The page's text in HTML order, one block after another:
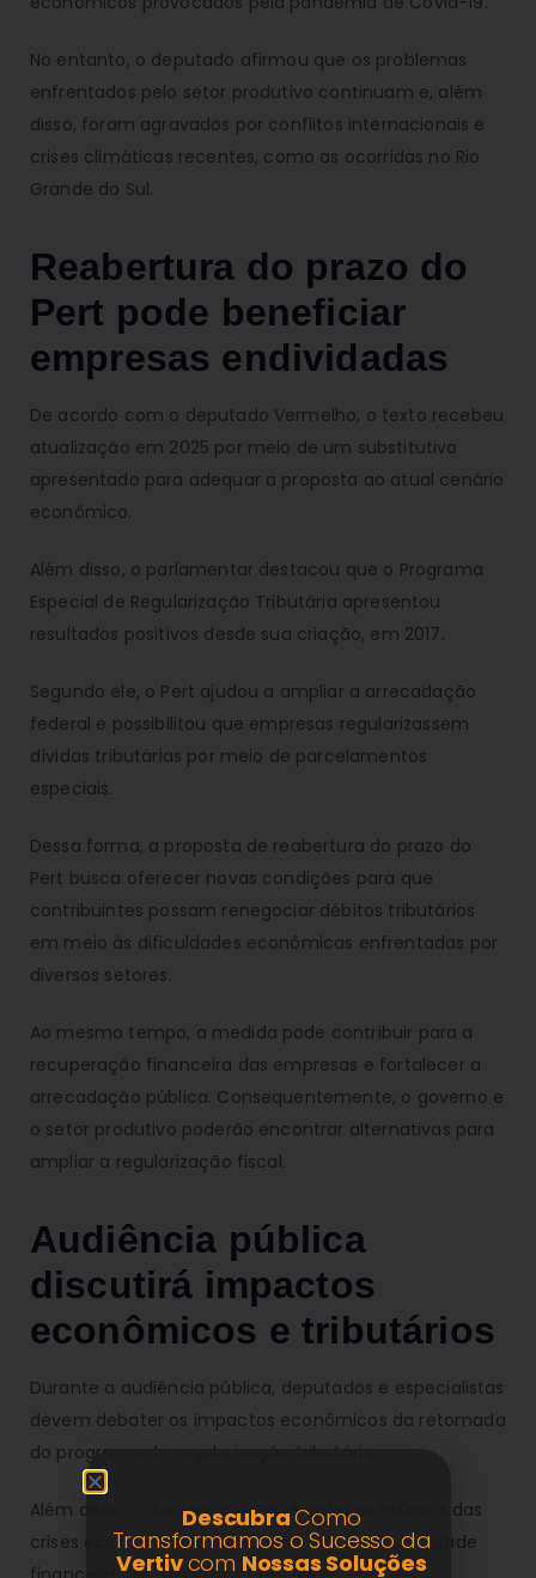
No entanto, o deputado afirmou que os problemas
enfrentados pelo setor produtivo continuam e, além
disso, foram agravados por conflitos internacionais e
crises climáticas recentes, como as ocorridas no Rio
Grande do Sul.
Reabertura do prazo do
Pert pode beneficiar
empresas endividadas
De acordo com o deputado Vermelho, o texto recebeu
atualização em 2025 por meio de um substitutivo
apresentado para adequar a proposta ao atual cenário
econômico.
Além disso, o parlamentar destacou que o Programa
Especial de Regularização Tributária apresentou
resultados positivos desde sua criação, em 2017.
Segundo ele, o Pert ajudou a ampliar a arrecadação
federal e possibilitou que empresas regularizassem
dívidas tributárias por meio de parcelamentos
especiais.
Dessa forma, a proposta de reabertura do prazo do
Pert busca oferecer novas condições para que
contribuintes possam renegociar débitos tributários
em meio às dificuldades econômicas enfrentadas por
diversos setores.
Ao mesmo tempo, a medida pode contribuir para a
recuperação financeira das empresas e fortalecer a
arrecadação pública. Consequentemente, o governo e
o setor produtivo poderão encontrar alternativas para
ampliar a regularização fiscal.
Audiência pública
discutirá impactos
econômicos e tributários
Durante a audiência pública, deputados e especialistas
devem debater os impactos econômicos da retomada
do programa de regularização tributária.
Além disso, a discussão deve abordar os reflexos das
crises econômicas e climáticas sobre a capacidade
DescubraComo
Transformamos o Sucesso da
Vertivcom Nossas Soluções